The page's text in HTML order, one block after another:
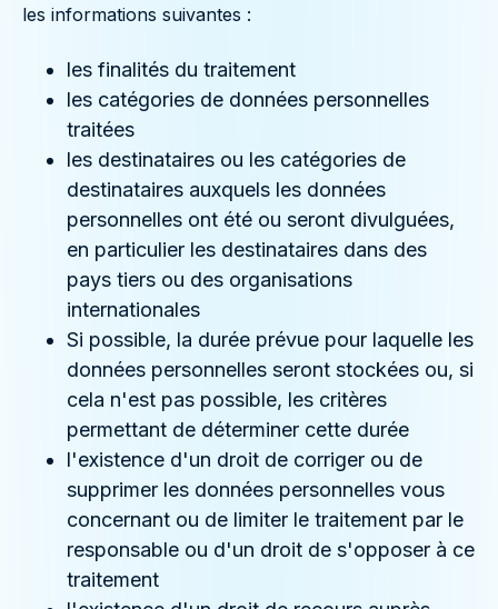
les informations suivantes :
les finalités du traitement
les catégories de données personnelles
traitées
les destinataires ou les catégories de
destinataires auxquels les données
personnelles ont été ou seront divulguées,
en particulier les destinataires dans des
pays tiers ou des organisations
internationales
Si possible, la durée prévue pour laquelle les
données personnelles seront stockées ou, si
cela n'est pas possible, les critères
permettant de déterminer cette durée
l'existence d'un droit de corriger ou de
supprimer les données personnelles vous
concernant ou de limiter le traitement par le
responsable ou d'un droit de s'opposer à ce
traitement